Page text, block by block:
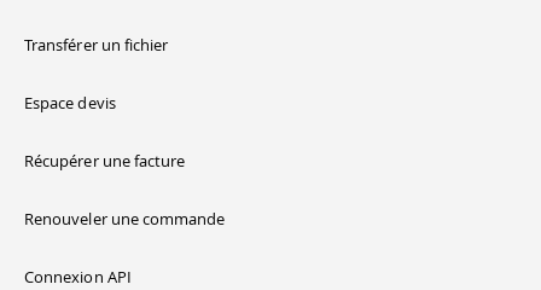
Transférer un fichier
Espace devis
Récupérer une facture
Renouveler une commande
Connexion API